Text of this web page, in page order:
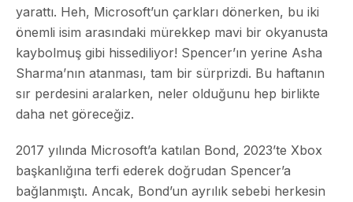
yarattı. Heh, Microsoft’un çarkları dönerken, bu iki
önemli isim arasındaki mürekkep mavi bir okyanusta
kaybolmuş gibi hissediliyor! Spencer’ın yerine Asha
Sharma’nın atanması, tam bir sürprizdi. Bu haftanın
sır perdesini aralarken, neler olduğunu hep birlikte
daha net göreceğiz.
2017 yılında Microsoft’a katılan Bond, 2023’te Xbox
başkanlığına terfi ederek doğrudan Spencer’a
bağlanmıştı. Ancak, Bond’un ayrılık sebebi herkesin